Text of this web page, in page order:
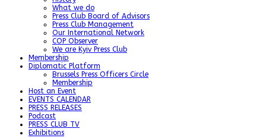
What we do
Press Club Board of Advisors
Press Club Management
Our International Network
COP Observer
We are Kyiv Press Club
Membership
Diplomatic Platform
Brussels Press Officers Circle
Membership
Host an Event
EVENTS CALENDAR
PRESS RELEASES
Podcast
PRESS CLUB TV
Exhibitions